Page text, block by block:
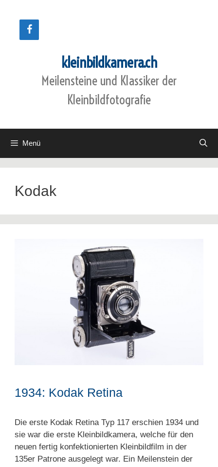
springen
kleinbildkamera.ch
Meilensteine und Klassiker der
Kleinbildfotografie
Menü
Kodak
1934: Kodak Retina
Die erste Kodak Retina Typ 117 erschien 1934 und
sie war die erste Kleinbildkamera, welche für den
neuen fertig konfektionierten Kleinbildfilm in der
135er Patrone ausgelegt war. Ein Meilenstein der